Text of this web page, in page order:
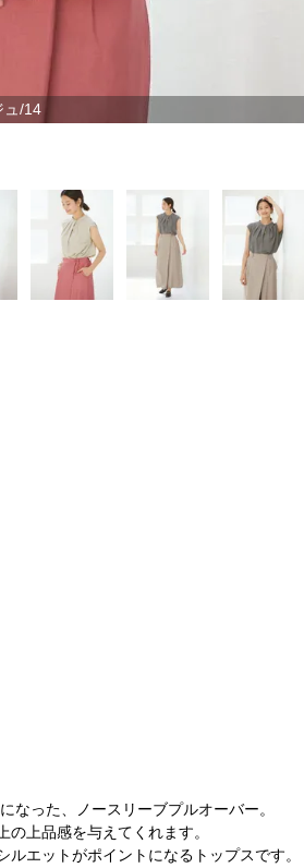
ュ/14
なった、ノースリーブプルオーバー。
上品感を与えてくれます。
エットがポイントになるトップスです。